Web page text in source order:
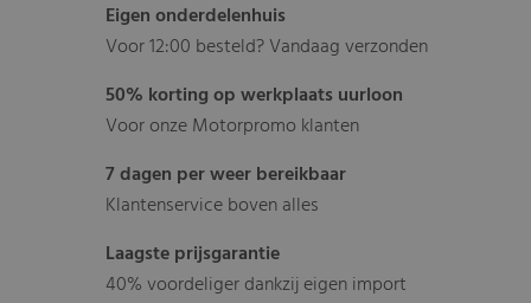
Eigen onderdelenhuis
Voor 12:00 besteld? Vandaag verzonden
50% korting op werkplaats uurloon
Voor onze Motorpromo klanten
7 dagen per weer bereikbaar
Klantenservice boven alles
Laagste prijsgarantie
40% voordeliger dankzij eigen import